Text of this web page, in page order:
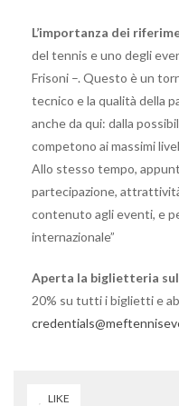
L’importanza dei
del tennis e uno degli
Frisoni –. Questo è un
tecnico e la qualità della
anche da qui: dalla
competono ai massimi
Allo stesso tempo,
partecipazione,
contenuto agli eventi, e
internazionale”
Aperta la biglietteria
20% su tutti i biglietti e
LIKE